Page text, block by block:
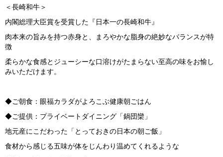
＜長崎和牛＞
内閣総理大臣賞を受賞した『日本一の長崎和牛』
肉本来の旨みを持つ赤身と、まろやかな脂身の絶妙なバランスが特
徴
柔らかな食感とジューシーな口溶けがたまらない至高の味をお愉し
みいただけます。
◆ご朝食：眼福カラダがよろこぶ健康朝ごはん
◆ご提供：プライベートダイニング「鍋団欒」
地元産にこだわった「とっておきの日本の朝ご飯」
食材から感じる五味が体をじんわり温めてくれるような